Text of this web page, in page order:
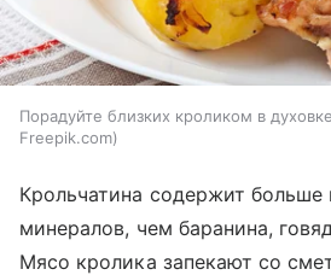
Порадуйте близких кроликом в
Freepik.com
Крольчатина содержит больше
минералов, чем баранина,
Мясо кролика запекают со